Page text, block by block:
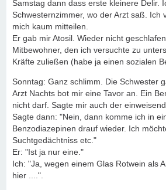
Samstag dann dass erste kleinere Delir.
Schwesternzimmer, wo der Arzt saß. Ich
mich kaum mitteilen.
Er gab mir Atosil. Wieder nicht
Mitbewohner, den ich versuchte zu
Kräfte zuließen (habe ja einen sozialen
Sonntag: Ganz schlimm. Die Schwester
Arzt Nachts bot mir eine Tavor an. Ein
nicht darf. Sagte mir auch der
Sagte dann: "Nein, dann komme ich in
Benzodiazepinen drauf wieder. Ich
Suchtgedächtniss etc."
Er: "Ist ja nur eine."
Ich: "Ja, wegen einem Glas Rotwein als
hier ....".